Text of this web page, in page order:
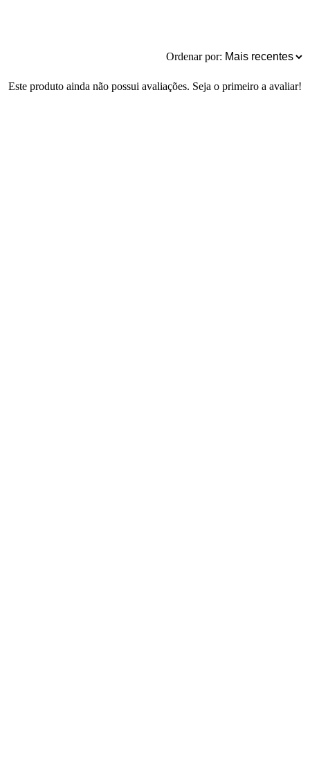
Ordenar por:
Este produto ainda não possui avaliações. Seja o primeiro a avaliar!